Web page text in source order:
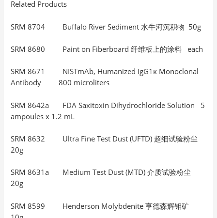
Related Products
SRM 8704 Buffalo River Sediment 水牛河沉积物 50g
SRM 8680 Paint on Fiberboard 纤维板上的涂料 each
SRM 8671 NISTmAb, Humanized IgG1κ Monoclonal
Antibody 800 microliters
SRM 8642a FDA Saxitoxin Dihydrochloride Solution 5
ampoules x 1.2 mL
SRM 8632 Ultra Fine Test Dust (UFTD) 超细试验粉尘
20g
SRM 8631a Medium Test Dust (MTD) 介质试验粉尘
20g
SRM 8599 Henderson Molybdenite 亨德森辉钼矿